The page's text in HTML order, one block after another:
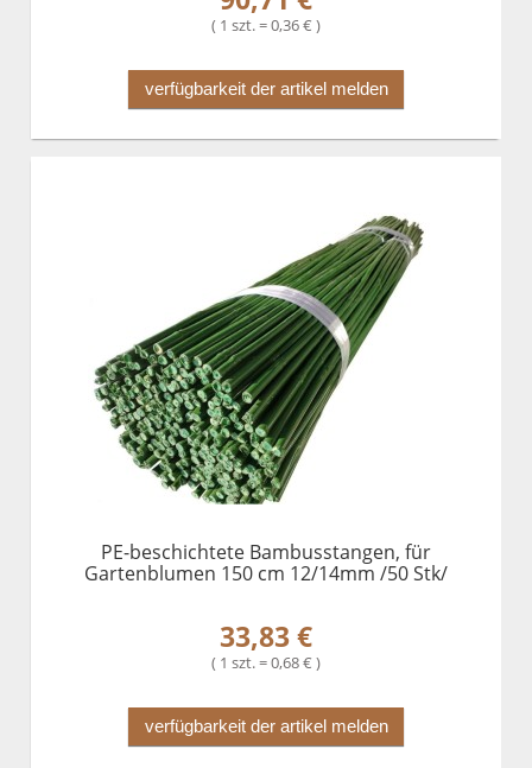
( 1 szt. = 0,36 € )
verfügbarkeit der artikel melden
PE-beschichtete Bambusstangen, für
Gartenblumen 150 cm 12/14mm /50 Stk/
33,83 €
( 1 szt. = 0,68 € )
verfügbarkeit der artikel melden